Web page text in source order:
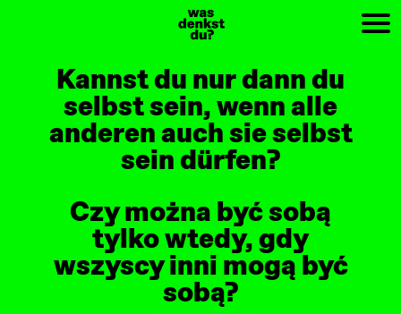
Kannst du nur dann du
selbst sein, wenn alle
anderen auch sie selbst
sein dürfen?
Czy można być sobą
tylko wtedy, gdy
wszyscy inni mogą być
sobą?